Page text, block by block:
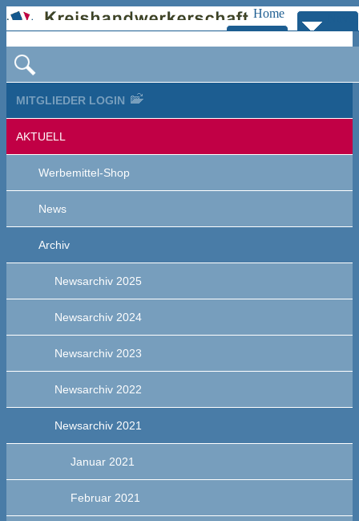
Home
Zur
Navigation
MITGLIEDER LOGIN
AKTUELL
Werbemittel-Shop
News
Archiv
Newsarchiv 2025
Newsarchiv 2024
Newsarchiv 2023
Newsarchiv 2022
Newsarchiv 2021
Januar 2021
Februar 2021